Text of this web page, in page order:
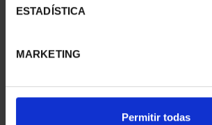
ESTADÍSTICA
MARKETING
Permitir todas